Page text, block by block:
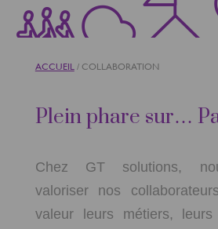
ACCUEIL/ COLLABORATION
Plein phare sur…
Chez GT solutions,
valoriser nos
valeur leurs métiers,